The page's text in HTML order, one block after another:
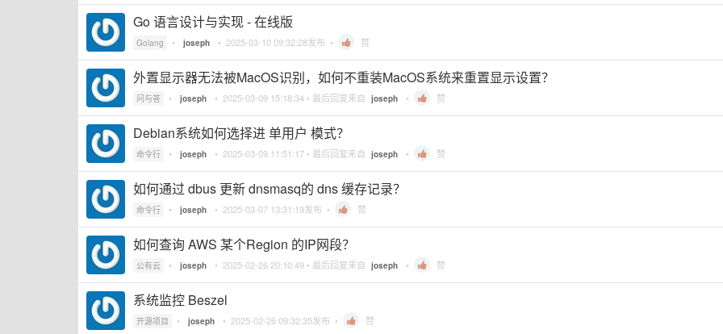
Go 语言设计与实现 - 在线版
Golang • joseph • 2025-03-10 09:32:28发布 • 赞
外置显示器无法被MacOS识别，如何不重装MacOS系统来重置显示设置？
问与答 • joseph • 2025-03-09 15:18:34 • 最后回复来自 joseph • 赞
Debian系统如何选择进 单用户 模式？
命令行 • joseph • 2025-03-09 11:51:17 • 最后回复来自 joseph • 赞
如何通过 dbus 更新 dnsmasq的 dns 缓存记录？
命令行 • joseph • 2025-03-07 13:31:19发布 • 赞
如何查询 AWS 某个Region 的IP网段？
公有云 • joseph • 2025-02-26 20:10:49 • 最后回复来自 joseph • 赞
系统监控 Beszel
开源项目 • joseph • 2025-02-26 09:32:35发布 • 赞